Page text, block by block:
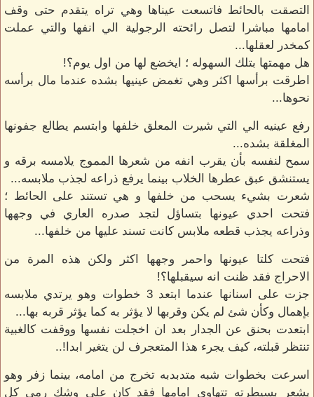
التصقت بالحائط فاتسعت عيناها وهي تراه يتقدم حتى وقف
امامها مباشرا لتصل رائحته الرجولية الي انفها والتي عملت
كمخدر لعقلها...
هل مهمتها بتلك السهوله ؛ ايخضع لها من اول يوم؟!
اطرقت برأسها اكثر وهي تغمض عينيها بشده عندما مال برأسه
نحوها...
رفع عينيه الي التي شيرت المعلق خلفها وابتسم يطالع جفونها
المغلقة بشده...
سمح لنفسه بأن يقرب انفه من شعرها المموج يلامسه برقه و
يستنشق عبق عطرها الخلاب بينما يرفع ذراعه لجذب ملابسه...
شعرت بشيء يسحب من خلفها و هي تستند على الحائط ؛
فتحت احدي عيونها بتساؤل لتجد صدره العاري في وجهها
وذراعه يجذب قطعه ملابس كانت تسند عليها من خلفها...
فتحت كلتا عيونها واحمر وجهها اكثر ولكن هذه المرة من
الاحراج فقد ظنت انه سيقبلها؟!
جزت على اسنانها عندما ابتعد 3 خطوات وهو يرتدي ملابسه
بإهمال وكأن شئ لم يكن وقربها لا يؤثر به كما يؤثر قربه بها...
ابتعدت بحنق عن الجدار بعد ان اخجلت نفسها ووقفت كالغبية
تنتظر قبلته، كيف يجرء هذا المتعجرف لن يتغير ابدا!..
اسرعت بخطوات شبه متدبدبه تخرج من امامه، بينما زفر وهو
يشعر بسيطرته تتهاوي امامها فقد كان على وشك رمي كل